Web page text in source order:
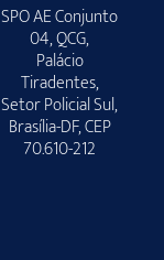
SPO AE Conjunto
04, QCG,
Palácio
Tiradentes,
Setor Policial Sul,
Brasília-DF, CEP
70.610-212